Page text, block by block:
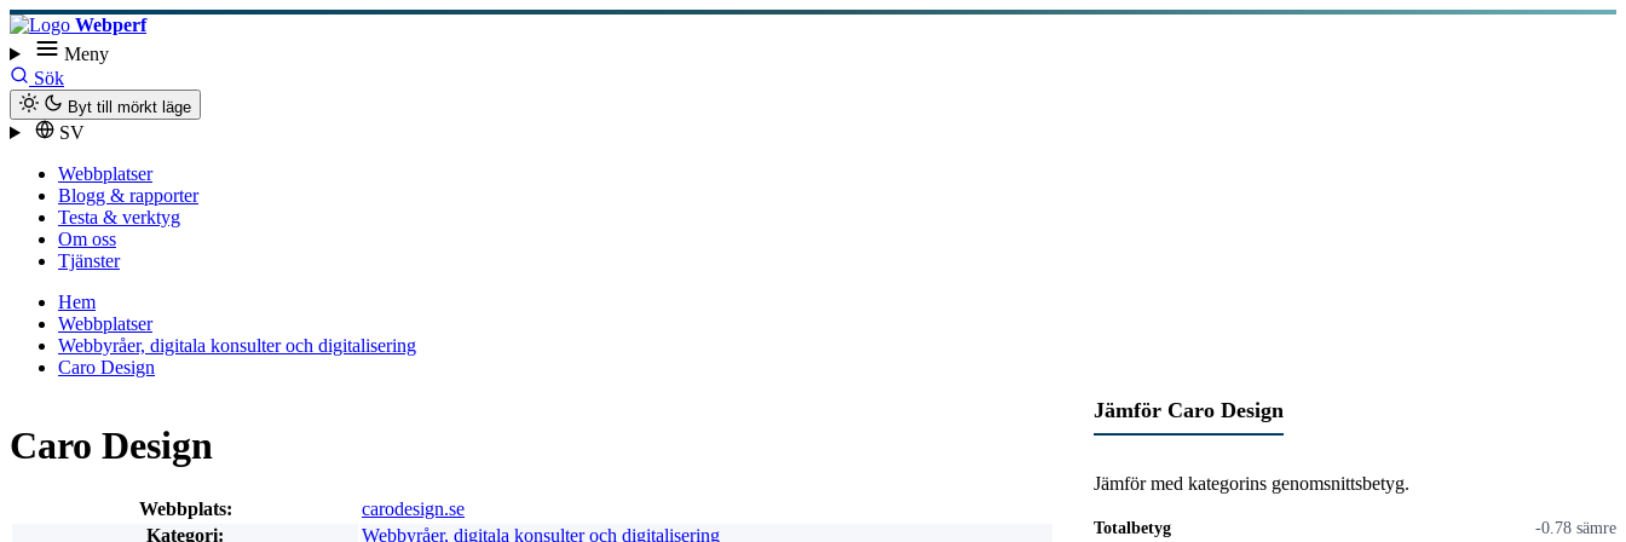
Webperf
Meny
Sök
Byt till mörkt läge
SV
Webbplatser
Blogg & rapporter
Testa & verktyg
Om oss
Tjänster
Hem
Webbplatser
Webbyråer, digitala konsulter och digitalisering
Caro Design
Caro Design
Webbplats:
carodesign.se
Kategori:
Webbyråer, digitala konsulter och digitalisering
Jämför Caro Design
Jämför med kategorins genomsnittsbetyg.
Totalbetyg
-0.78 sämre